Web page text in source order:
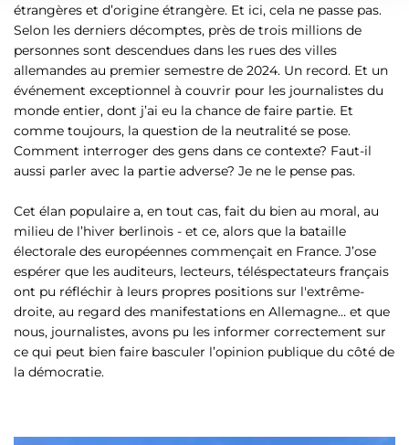
étrangères et d’origine étrangère. Et ici, cela ne passe pas.
Selon les derniers décomptes, près de trois millions de
personnes sont descendues dans les rues des villes
allemandes au premier semestre de 2024. Un record. Et un
événement exceptionnel à couvrir pour les journalistes du
monde entier, dont j’ai eu la chance de faire partie. Et
comme toujours, la question de la neutralité se pose.
Comment interroger des gens dans ce contexte? Faut-il
aussi parler avec la partie adverse? Je ne le pense pas.
Cet élan populaire a, en tout cas, fait du bien au moral, au
milieu de l’hiver berlinois - et ce, alors que la bataille
électorale des européennes commençait en France. J’ose
espérer que les auditeurs, lecteurs, téléspectateurs français
ont pu réfléchir à leurs propres positions sur l'extrême-
droite, au regard des manifestations en Allemagne… et que
nous, journalistes, avons pu les informer correctement sur
ce qui peut bien faire basculer l’opinion publique du côté de
la démocratie.